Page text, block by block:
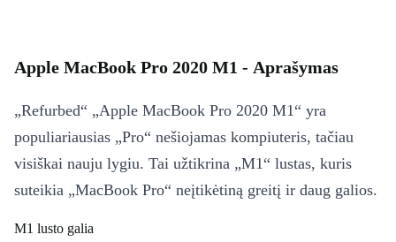
Apple MacBook Pro 2020 M1 - Aprašymas
„Refurbed“ „Apple MacBook Pro 2020 M1“ yra
populiariausias „Pro“ nešiojamas kompiuteris, tačiau
visiškai nauju lygiu. Tai užtikrina „M1“ lustas, kuris
suteikia „MacBook Pro“ neįtikėtiną greitį ir daug galios.
M1 lusto galia